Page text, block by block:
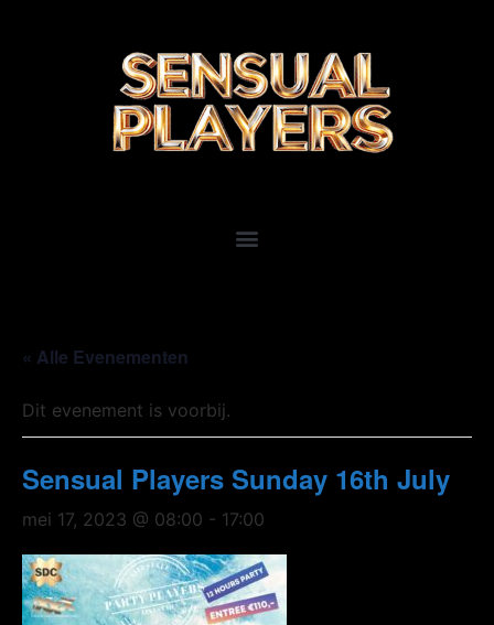
« Alle Evenementen
Dit evenement is voorbij.
Sensual Players Sunday 16th July
mei 17, 2023 @ 08:00 - 17:00